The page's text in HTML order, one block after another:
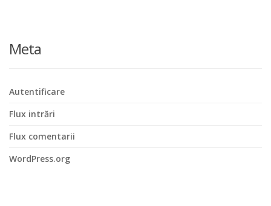
Meta
Autentificare
Flux intrări
Flux comentarii
WordPress.org